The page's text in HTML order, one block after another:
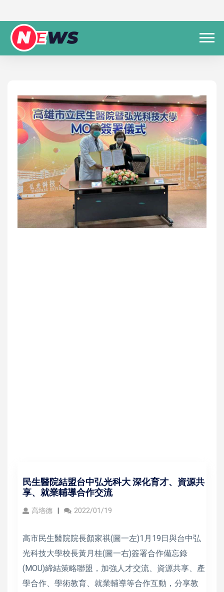
民生醫院結盟台中弘光科大 深化育才、資源共
享、就業輔導合作交流
高培德 2022/01/19
高市民生醫院院長顏家祺(圖一左)1月19日與台中弘
光科技大學校長黃月桂(圖一右)簽署合作備忘錄
(MOU)締結策略聯盟，加強人才交流、資源共享、產
學合作、學術教育、就業輔導等合作互動，分享教